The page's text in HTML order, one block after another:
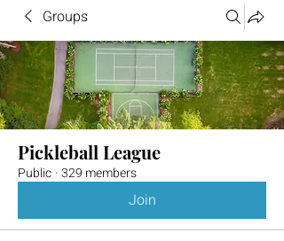
Groups
Pickleball League
Public ·329 members
Join